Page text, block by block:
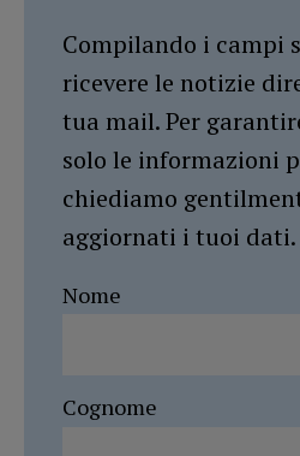
Compilando i campi
ricevere le notizie
tua mail. Per
solo le informazioni
chiediamo
aggiornati i tuoi dati.
Nome
Cognome